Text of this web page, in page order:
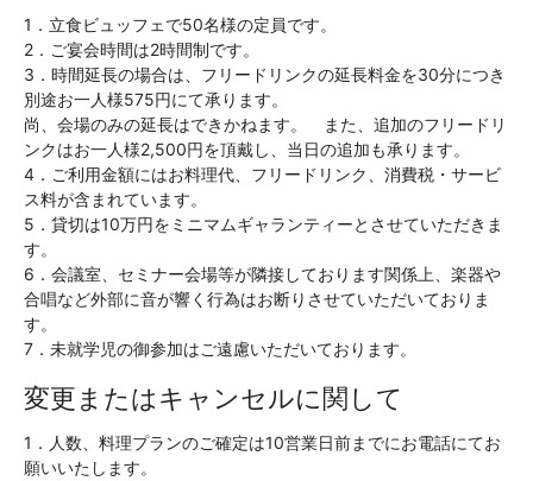
1．立食ビュッフェで50名様の定員です。
2．ご宴会時間は2時間制です。
3．時間延長の場合は、フリードリンクの延長料金を30分につき
別途お一人様575円にて承ります。
尚、会場のみの延長はできかねます。 また、追加のフリードリ
ンクはお一人様2,500円を頂戴し、当日の追加も承ります。
4．ご利用金額にはお料理代、フリードリンク、消費税・サービ
ス料が含まれています。
5．貸切は10万円をミニマムギャランティーとさせていただきま
す。
6．会議室、セミナー会場等が隣接しております関係上、楽器や
合唱など外部に音が響く行為はお断りさせていただいておりま
す。
7．未就学児の御参加はご遠慮いただいております。
変更またはキャンセルに関して
1．人数、料理プランのご確定は10営業日前までにお電話にてお
願いいたします。